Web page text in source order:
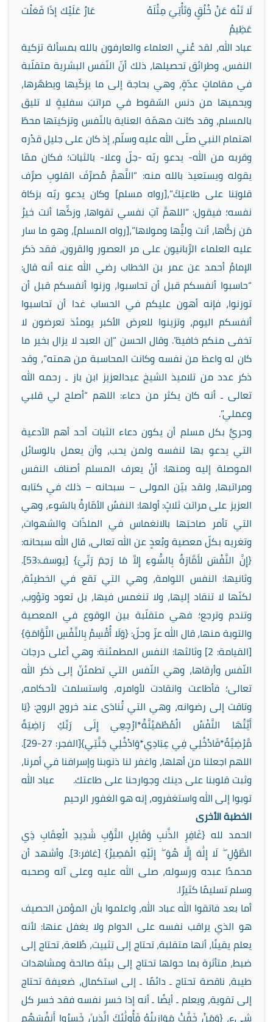
لَا تَنْهَ عَنْ خُلُقٍ وَتَأْتِيَ مِثْلَهُ عَارٌ عَلَيْك إذَا فَعَلْت
عَظِيمُ
عباد الله، لقد عُني العلماء والعارفون بالله بمسألة تزكية
النفس، وطرائق تحصيلها، ذلك أنّ النّفس البشرية متقلّبة
في مقاماتٍ عدّةٍ، وهي بحاجة إلى ما يزكّيها ويطهّرها،
ويحميها من دنس السّقوط في مراتبَ سفليةٍ لا تليق
بالمسلم، وقد كانت مهمّة العناية بالنّفس وتزكيتها محطّ
اهتمام النبي صلّى الله عليه وسلّم، إذ كان على جليل قدْره
وقربه من الله- يدعو ربّه -جلّ وعلا- بالثبات؛ فكان ممّا
يقوله ويستعيذ بالله منه: “اللَّهمَّ مُصرِّفَ القلوبِ صرِّف
قلوبَنا على طاعتِكَ”،[رواه مسلم] وكان يدعو ربّه بزكاة
نفسه؛ فيقول: “اللهمَّ آتِ نفسي تقواها، وزكِّها أنت خيرُ
مَن زكَّاها، أنت وليُّها ومولاها”،[رواه المسلم]، وهو ما سار
عليه العلماء الرَّبانيون على مر العصور والقرون، فقد ذكر
الإمامُ أحمد عن عمر بن الخطاب رضي الله عنه أنه قال:
“حاسبوا أنفسكم قبل أن تحاسبوا، وزنوا أنفسكم قبل أن
توزنوا، فإنه أهون عليكم في الحساب غدا أن تحاسبوا
أنفسكم اليوم، وتزينوا للعرض الأكبر يومئذ تعرضون لا
تخفى منكم خافية”. وقال الحسن “إن العبد لا يزال بخير ما
كان له واعظ من نفسه وكانت المحاسبة من همته”، وقد
ذكر عدد من تلاميذ الشيخ عبدالعزيز ابن باز ـ رحمه الله
تعالى ـ أنه كان يكثر من دعاء: اللهم “أصلح لي قلبي
وعملي”.
وحريٌّ بكل مسلم أن يكون دعاء الثبات أحد أهم الأدعية
التي يدعو بها لنفسه ولمن يحب، وأن يعمل بالوسائل
الموصلة إليه ومنها: أنْ يعرف المسلم أصناف النفس
ومراتبها، ولقد بيّن المولى – سبحانه – ذلك في كتابه
العزيز على مراتبَ ثلاثٍ: أولها: النفسُ الأمّارةُ بالسّوء، وهي
التي تأمر صاحبَها بالانغماس في الملذّات والشهوات،
وتغريه بكلّ معصية وبُعدٍ عن الله تعالى، قال الله سبحانه:
{إِنَّ النَّفْسَ لأَمَّارَةٌ بِالسُّوءِ إِلاَّ مَا رَحِمَ رَبِّيَ} [يوسف:53].
وثانيها: النفس اللوامة، وهي التي تقع في الخطيئة،
لكنّها لا تنقاد إليها، ولا تنغمس فيها، بل تعود وتؤوب،
وتندم وترجع؛ فهي متقلّبة بين الوقوع في المعصية
والتوبة منها، قال الله عزّ وجلّ: {وَلَا أُقْسِمُ بِالنَّفْسِ اللَّوَّامَةِ}
[القيامة: 2] وثالثها: النفس المطمئنة: وهي أعلى درجات
النّفس وأرقاها، وهي النّفس التي تطمئنّ إلى ذكر الله
تعالى؛ فأطاعت وانقادت لأوامره، واستسلمت لأحكامه،
وتاقت إلى رضوانه، وهي التي تُنادَى عند خروج الروح: {يَا
أَيَّتُهَا النَّفْسُ الْمُطْمَئِنَّةُ*ارْجِعِي إِلَى رَبِّكِ رَاضِيَةً
مَّرْضِيَّةً*فَادْخُلِي فِي عِبَادِي*وَادْخُلِي جَنَّتِي}[الفجر: 27-29].
اللهم اجعلنا من أهلها، واغفر لنا ذنوبنا وإسرافنا في أمرنا،
وثبت قلوبنا على دينك وجوارحنا على طاعتك. عباد الله
توبوا إلى الله واستغفروه، إنه هو الغفور الرحيم
الخطبة الأخرى
الحمد لله {غَافِرِ الذَّنبِ وَقَابِلِ التَّوْبِ شَدِيدِ الْعِقَابِ ذِي
الطَّوْلِ ۖ لَا إِلَٰهَ إِلَّا هُوَ ۖ إِلَيْهِ الْمَصِيرُ} [غافر:3]. وأشهد أن
محمدًا عبده ورسوله، صلى الله عليه وعلى آله وصحبه
وسلم تسليمًا كثيرًا.
أما بعد فاتقوا الله عباد الله، واعلموا بأن المؤمن الحصيف
هو الذي يراقب نفسه على الدوام ولا يغفل عنها: لأنه
يعلم يقينًا، أنها متقلبة، تحتاج إلى تثبيت، طُلعة، تحتاج إلى
ضبط، متأثرة بما حولها تحتاج إلى بيئة صالحة ومشاهدات
طيبة، ناقصة تحتاج ـ دائمًا ـ إلى استكمال، ضعيفة تحتاج
إلى تقوية، ويعلم ـ أيضًا ـ أنه إذا خسر نفسه فقد خسر كل
شيء، {وَمَنْ خَفَّتْ مَوَازِينُهُ فَأُولَٰئِكَ الَّذِينَ خَسِرُوا أَنفُسَهُم